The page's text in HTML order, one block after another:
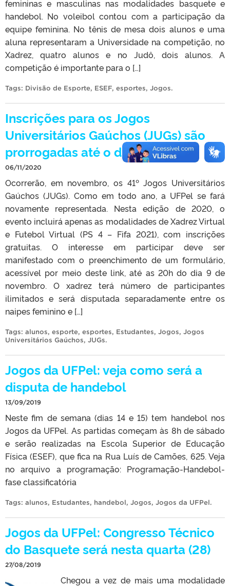
femininas e masculinas nas modalidades basquete e
handebol. No voleibol contou com a participação da
equipe feminina. No tênis de mesa dois alunos e uma
aluna representaram a Universidade na competição, no
Xadrez, quatro alunos e no Judô, dois alunos. A
competição é importante para o […]
Tags: Divisão de Esporte, ESEF, esportes, Jogos.
Inscrições para os Jogos
Universitários Gaúchos (JUGs) são
prorrogadas até o dia 09
06/11/2020
Ocorrerão, em novembro, os 41º Jogos Universitários
Gaúchos (JUGs). Como em todo ano, a UFPel se fará
novamente representada. Nesta edição de 2020, o
evento incluirá apenas as modalidades de Xadrez Virtual
e Futebol Virtual (PS 4 – Fifa 2021), com inscrições
gratuitas. O interesse em participar deve ser
manifestado com o preenchimento de um formulário,
acessível por meio deste link, até as 20h do dia 9 de
novembro. O xadrez terá número de participantes
ilimitados e será disputada separadamente entre os
naipes feminino e […]
Tags: alunos, esporte, esportes, Estudantes, Jogos, Jogos
Universitários Gaúchos, JUGs.
Jogos da UFPel: veja como será a
disputa de handebol
13/09/2019
Neste fim de semana (dias 14 e 15) tem handebol nos
Jogos da UFPel. As partidas começam às 8h de sábado
e serão realizadas na Escola Superior de Educação
Física (ESEF), que fica na Rua Luís de Camões, 625. Veja
no arquivo a programação: Programação-Handebol-
fase classificatória
Tags: alunos, Estudantes, handebol, Jogos, Jogos da UFPel.
Jogos da UFPel: Congresso Técnico
do Basquete será nesta quarta (28)
27/08/2019
Chegou a vez de mais uma modalidade